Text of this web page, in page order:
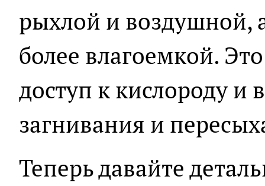
рыхлой и воздушной,
более влагоемкой.
доступ к кислороду и
загнивания и
Теперь давайте